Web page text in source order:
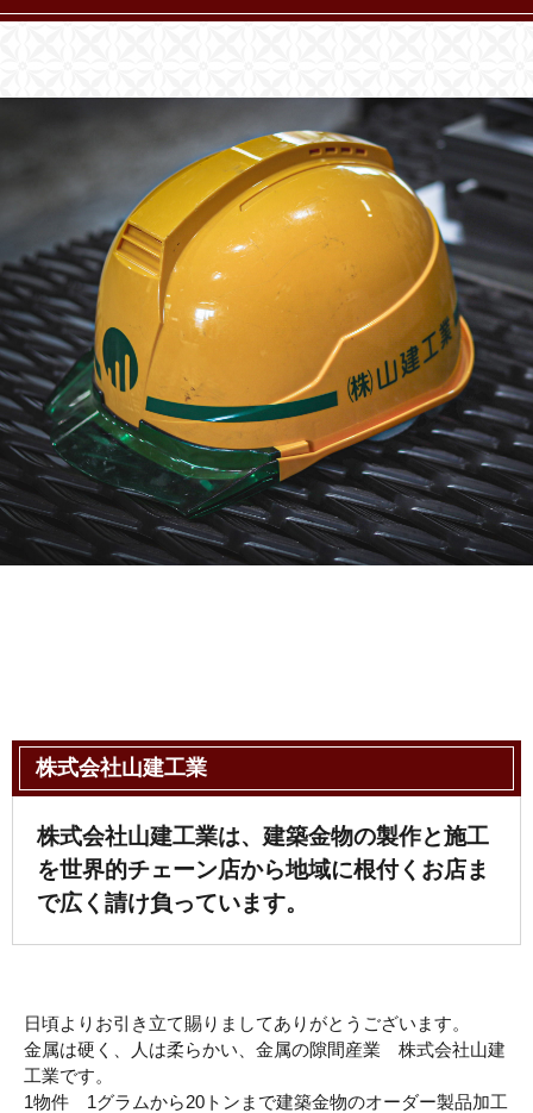
建築金物の制作と施工は、金属加工を一手に担う 株式会社 山建
TEL.049-293-3185
〒350-1155 埼玉県川越市下赤坂319-1
株式会社山建工業
株式会社山建工業は、建築金物の製作と施工
を世界的チェーン店から地域に根付くお店ま
で広く請け負っています。
日頃よりお引き立て賜りましてありがとうございます。
金属は硬く、人は柔らかい、金属の隙間産業 株式会社山建
工業です。
1物件 1グラムから20トンまで建築金物のオーダー製品加工